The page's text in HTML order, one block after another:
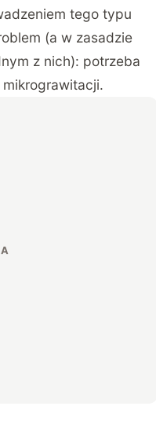
tego typu
(a w zasadzie
z nich): potrzeba